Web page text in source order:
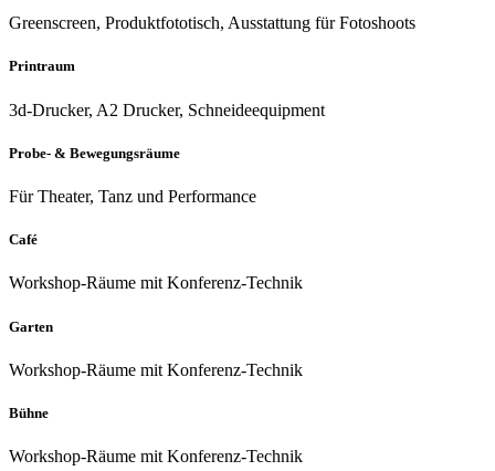
Greenscreen, Produktfototisch, Ausstattung für Fotoshoots
Printraum
3d-Drucker, A2 Drucker, Schneideequipment
Probe- & Bewegungsräume
Für Theater, Tanz und Performance
Café
Workshop-Räume mit Konferenz-Technik
Garten
Workshop-Räume mit Konferenz-Technik
Bühne
Workshop-Räume mit Konferenz-Technik